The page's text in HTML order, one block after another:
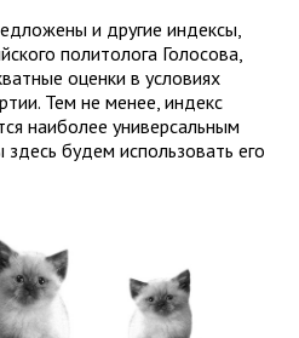
и другие индексы,
политолога Голосова,
оценки в условиях
Тем не менее, индекс
наиболее универсальным
будем использовать его